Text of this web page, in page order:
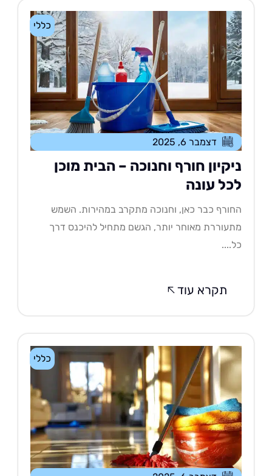
כללי
דצמבר 6, 2025
חורף וחנוכה – הבית מוכן
עונה
כבר כאן, וחנוכה מתקרב במהירות. השמש
מאוחר יותר, הגשם מתחיל להיכנס דרך
תקרא עוד
כללי